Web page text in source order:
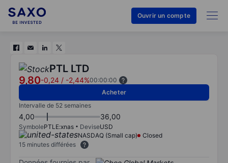
Ouvrir un compte
PTL LTD
9,80-0,24 / -2,44%00:00:00
Acheter
Intervalle de 52 semaines
4,00 36,00
SymbolePTLE:xnas DeviseUSD
NASDAQ (Small cap)
Closed
15 minutes différées